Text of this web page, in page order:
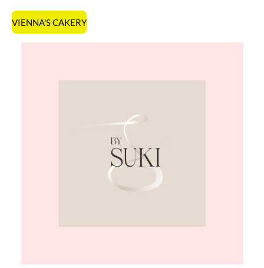
VIENNA'S CAKERY